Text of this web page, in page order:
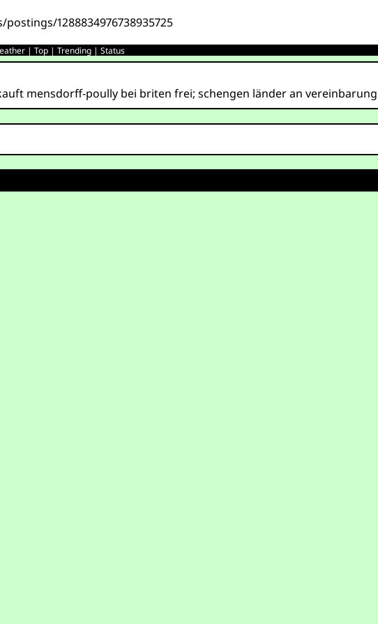
1288834976738935725
|Top |Trending |Status
mensdorff-poully bei briten frei; schengen länder an